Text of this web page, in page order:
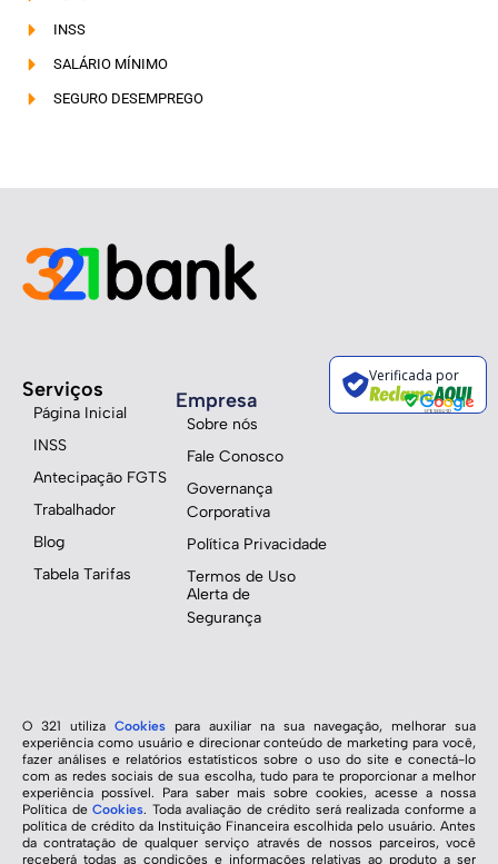
INSS
SALÁRIO MÍNIMO
SEGURO DESEMPREGO
O 321 utiliza Cookies para auxiliar na sua navegação, melhorar sua
experiência como usuário e direcionar conteúdo de marketing para você,
fazer análises e relatórios estatísticos sobre o uso do site e conectá-lo
com as redes sociais de sua escolha, tudo para te proporcionar a melhor
experiência possível. Para saber mais sobre cookies, acesse a nossa
Política de Cookies. Toda avaliação de crédito será realizada conforme a
política de crédito da Instituição Financeira escolhida pelo usuário. Antes
da contratação de qualquer serviço através de nossos parceiros, você
receberá todas as condições e informações relativas ao produto a ser
Serviços
Página Inicial
INSS
Antecipação FGTS
Trabalhador
Blog
Tabela Tarifas
Empresa
Sobre nós
Fale Conosco
Governança
Corporativa
Política Privacidade
Termos de Uso
Alerta de
Segurança
Verificada por